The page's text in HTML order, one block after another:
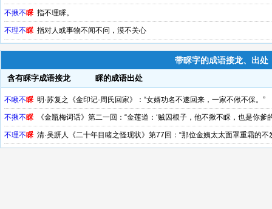
不揪不睬 指不理睬。
不理不睬 指对人或事物不闻不问，漠不关心
带睬字的成语接龙、出处
含有睬字成语接龙 睬的成语出处
不瞅不睬 明·苏复之《金印记·周氏回家》：“女婿功名不遂回来，一家不偢不倸。”
不揪不睬 《金瓶梅词话》第二一回：“金莲道：‘贼囚根子，他不揪不睬，也是你爹
不理不睬 清·吴趼人《二十年目睹之怪现状》第77回：“那位金姨太太面罩重霜的